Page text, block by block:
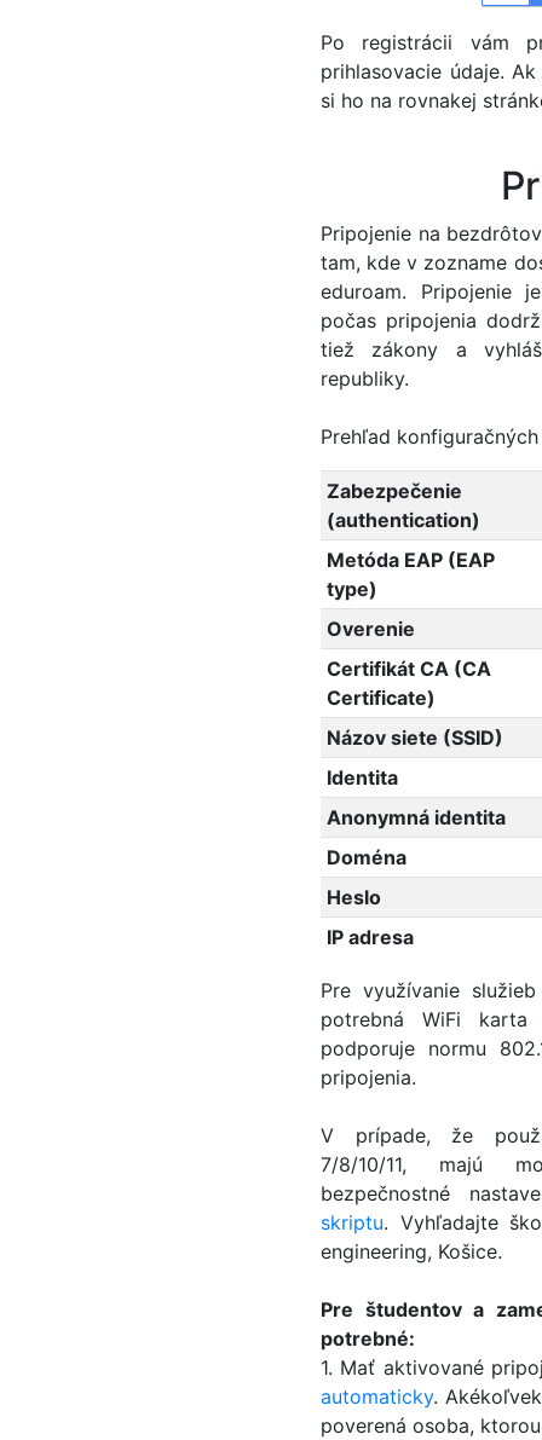
Po registrácii vám
prihlasovacie údaje.
si ho na rovnakej
Pripojenie na
tam, kde v zozname
eduroam. Pripojenie
počas pripojenia
tiež zákony a
republiky.
Prehľad
Zabezpečenie
(authentication)
Metóda EAP (EAP
type)
Overenie
Certifikát CA (CA
Certificate)
Názov siete (SSID)
Identita
Anonymná identita
Doména
Heslo
IP adresa
Pre využívanie
potrebná WiFi karta
podporuje normu
pripojenia.
V prípade, že
7/8/10/11, majú
bezpečnostné
skriptu. Vyhľadajte
engineering, Košice.
Pre študentov a
potrebné:
1. Mať aktivované
automaticky.
poverená osoba,